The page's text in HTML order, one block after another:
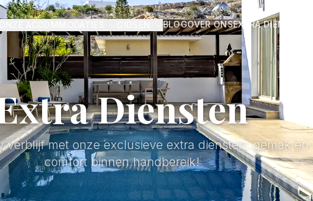
BLOGOVER ONSEXTRA DIENSTEN
Diensten
verblijf met onze exclusieve extra diensten, gemak en
comfort binnen handbereik!